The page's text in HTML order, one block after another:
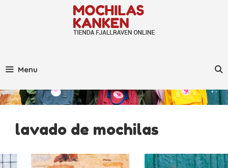
Menu
lavado de mochilas